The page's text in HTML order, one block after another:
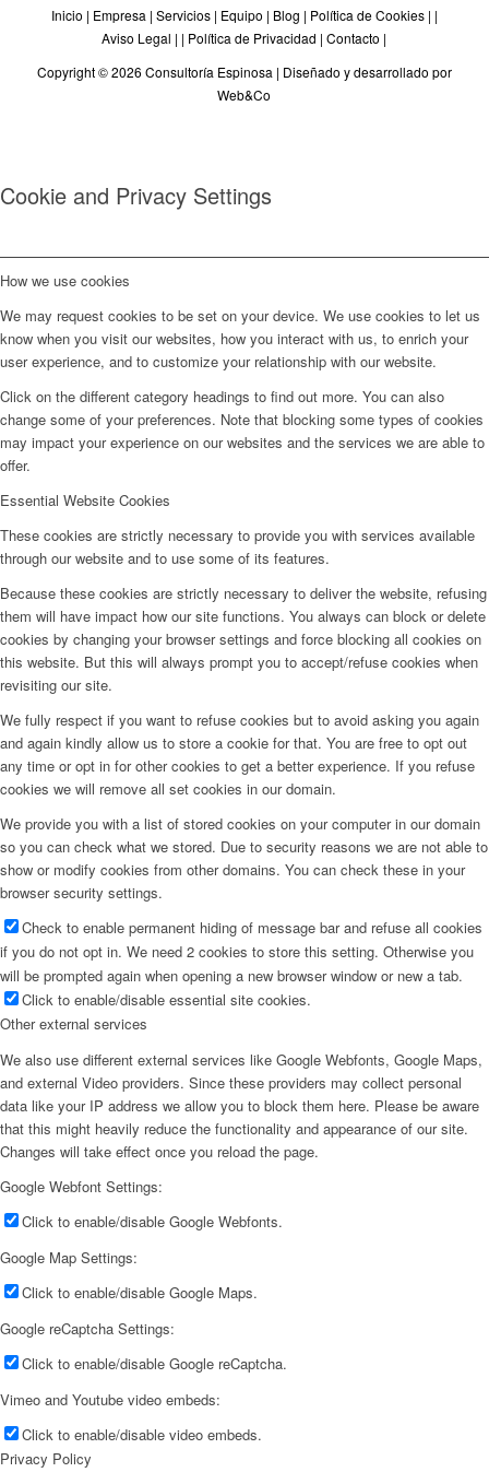
Inicio | Empresa | Servicios| Equipo | Blog | Política de Cookies| |
Aviso Legal | | Política de Privacidad |Contacto |
Copyright © 2026 Consultoría Espinosa | Diseñado y desarrollado por
Web&Co
Cookie and Privacy Settings
How we use cookies
We may request cookies to be set on your device. We use cookies to let us
know when you visit our websites, how you interact with us, to enrich your
user experience, and to customize your relationship with our website.
Click on the different category headings to find out more. You can also
change some of your preferences. Note that blocking some types of cookies
may impact your experience on our websites and the services we are able to
offer.
Essential Website Cookies
These cookies are strictly necessary to provide you with services available
through our website and to use some of its features.
Because these cookies are strictly necessary to deliver the website, refusing
them will have impact how our site functions. You always can block or delete
cookies by changing your browser settings and force blocking all cookies on
this website. But this will always prompt you to accept/refuse cookies when
revisiting our site.
We fully respect if you want to refuse cookies but to avoid asking you again
and again kindly allow us to store a cookie for that. You are free to opt out
any time or opt in for other cookies to get a better experience. If you refuse
cookies we will remove all set cookies in our domain.
We provide you with a list of stored cookies on your computer in our domain
so you can check what we stored. Due to security reasons we are not able to
show or modify cookies from other domains. You can check these in your
browser security settings.
Check to enable permanent hiding of message bar and refuse all cookies
if you do not opt in. We need 2 cookies to store this setting. Otherwise you
will be prompted again when opening a new browser window or new a tab.
Click to enable/disable essential site cookies.
Other external services
We also use different external services like Google Webfonts, Google Maps,
and external Video providers. Since these providers may collect personal
data like your IP address we allow you to block them here. Please be aware
that this might heavily reduce the functionality and appearance of our site.
Changes will take effect once you reload the page.
Google Webfont Settings:
Click to enable/disable Google Webfonts.
Google Map Settings:
Click to enable/disable Google Maps.
Google reCaptcha Settings:
Click to enable/disable Google reCaptcha.
Vimeo and Youtube video embeds:
Click to enable/disable video embeds.
Privacy Policy